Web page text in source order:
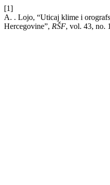
[1]
A. . Lojo, “Uticaj klime i
Hercegovine”, RŠF, vol. 43, no.